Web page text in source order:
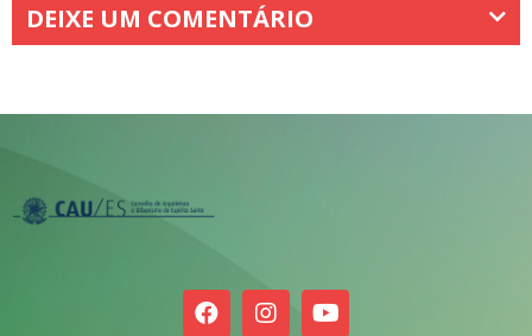
DEIXE UM COMENTÁRIO